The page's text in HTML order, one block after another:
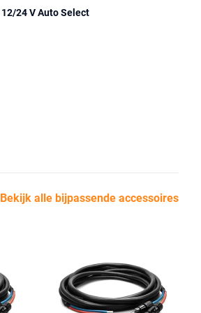
12/24 V Auto Select
Bekijk alle bijpassende accessoires